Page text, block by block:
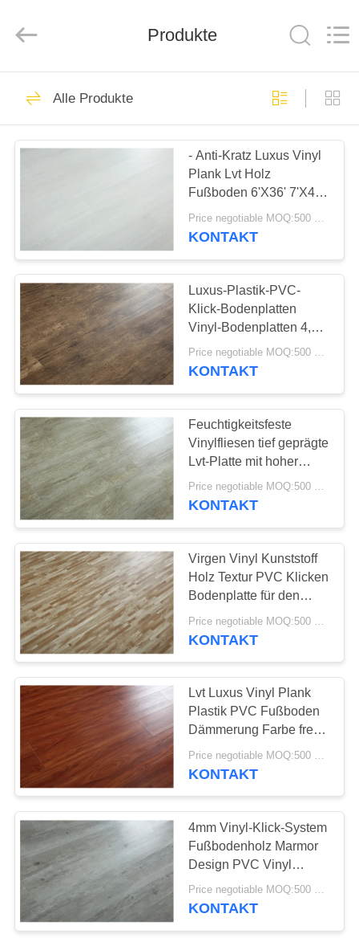
HAUSE
ÜBER
UNS
WERKSBESICHTIGUNG
QUALITÄTSKONTROLLE
KONTAKT
MIT
UNS
NEUIGKEITEN
RECHTSSACHEN
BITTE UM
EIN
ANGEBOT
SITEMAP
DATENSCHUTZRICHTLINIE
Rights
by
Flexible PVC-
Bodenbelag
18
homogene PVC-
Böden
PVC-Bodenbelag
für Krankenhäuser
Anti-statische PVC-
Böden
Produkte
Alle Produkte
- Anti-Kratz Luxus Vinyl
Plank Lvt Holz
Fußboden 6'X36' 7'X48'
18'X18'
Price negotiable MOQ:500 Quadratmeter
KONTAKT
Luxus-Plastik-PVC-
Klick-Bodenplatten
Vinyl-Bodenplatten 4,0
mm 4,2 mm 4,5 mm 5,0
mm 6,0 mm Dicke
Price negotiable MOQ:500 Quadratmeter
KONTAKT
Feuchtigkeitsfeste
Vinylfliesen tief geprägte
Lvt-Platte mit hoher
Verschleißfestigkeit
Price negotiable MOQ:500 Quadratmeter
KONTAKT
Virgen Vinyl Kunststoff
Holz Textur PVC Klicken
Bodenplatte für den
Innenbereich
KONTAKT
Lvt Luxus Vinyl Plank
Plastik PVC Fußboden
Dämmerung Farbe frei
von Formaldehyd
Price negotiable MOQ:500 Quadratmeter
KONTAKT
4mm Vinyl-Klick-System
Fußbodenholz Marmor
Design PVC Vinyl
Fußboden
Price negotiable MOQ:500 Quadratmeter
KONTAKT